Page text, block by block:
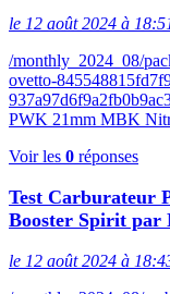
le 12 août 2024 à
/monthly_2024_08/
ovetto-
PWK 21mm MBK
Voir les 0 réponses
Test Carburateur
Booster Spirit par
le 12 août 2024 à